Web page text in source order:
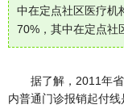
中在定点社区医疗机
70%，其中在定点社
据了解，2011年省
内普通门诊报销起付